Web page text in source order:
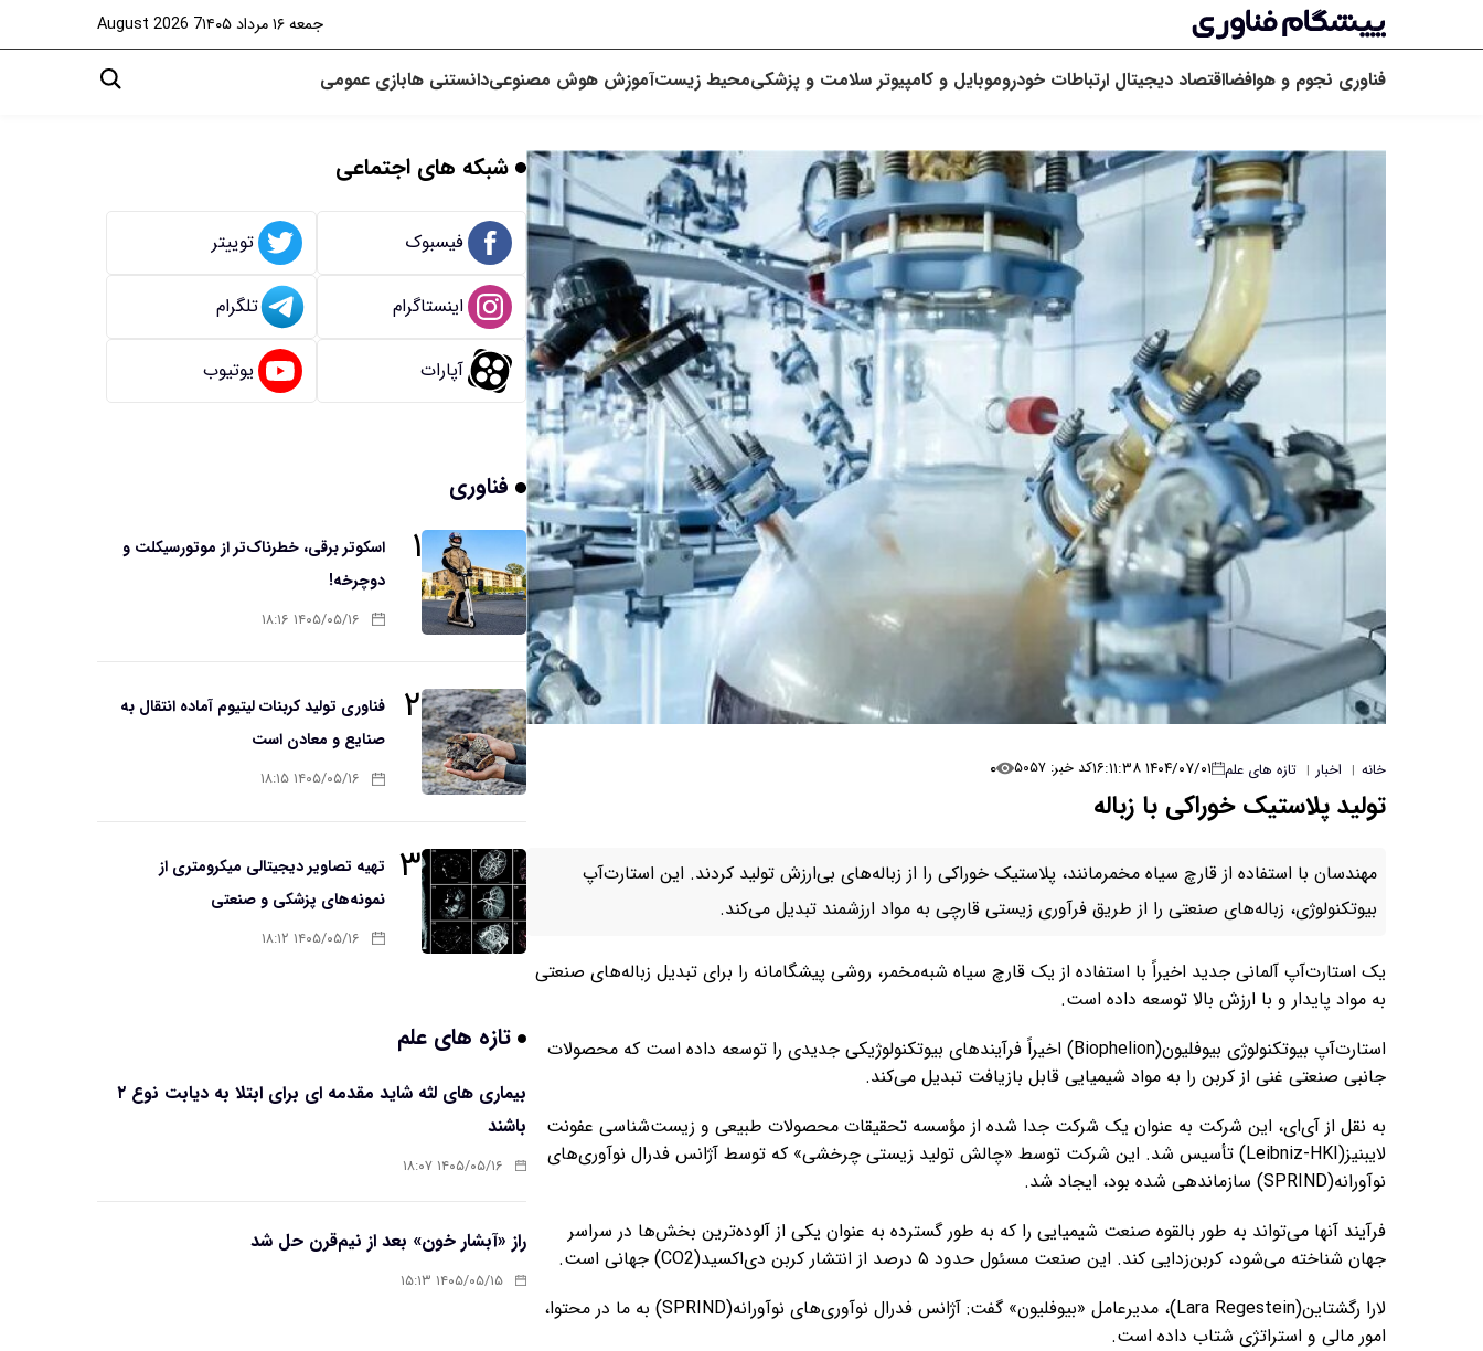
جمعه ۱۶ مرداد ۱۴۰۵ 7 August 2026
فناوری نجوم و هوافضااقتصاد دیجیتال ارتباطات خودروموبایل و کامپیوتر سلامت و پزشکیمحیط زیستآموزش هوش مصنوعیدانستنی هابازی عمومی
خانه | اخبار | تازه های علم ۱۴۰۴/۰۷/۰۱ ۱۶:۱۱:۳۸ کد خبر: ۵۰۵۷ ۰
تولید پلاستیک خوراکی با زباله‌
مهندسان با استفاده از قارچ سیاه مخمرمانند، پلاستیک خوراکی را از زباله‌های بی‌ارزش تولید کردند. این استارت‌آپ
بیوتکنولوژی، زباله‌های صنعتی را از طریق فرآوری زیستی قارچی به مواد ارزشمند تبدیل می‌کند.
یک استارت‌آپ آلمانی جدید اخیراً با استفاده از یک قارچ سیاه شبه‌مخمر، روشی پیشگامانه را برای تبدیل زباله‌های صنعتی
به مواد پایدار و با ارزش بالا توسعه داده است.
استارت‌آپ بیوتکنولوژی بیوفلیون(Biophelion) اخیراً فرآیندهای بیوتکنولوژیکی جدیدی را توسعه داده است که محصولات
جانبی صنعتی غنی از کربن را به مواد شیمیایی قابل بازیافت تبدیل می‌کند.
به نقل از آی‌ای، این شرکت به عنوان یک شرکت جدا شده از مؤسسه تحقیقات محصولات طبیعی و زیست‌شناسی عفونت
لایبنیز(Leibniz-HKI) تأسیس شد. این شرکت توسط «چالش تولید زیستی چرخشی» که توسط آژانس فدرال نوآوری‌های
نوآورانه(SPRIND) سازماندهی شده بود، ایجاد شد.
فرآیند آنها می‌تواند به طور بالقوه صنعت شیمیایی را که به طور گسترده به عنوان یکی از آلوده‌ترین بخش‌ها در سراسر
جهان شناخته می‌شود، کربن‌زدایی کند. این صنعت مسئول حدود ۵ درصد از انتشار کربن دی‌اکسید(CO2) جهانی است.
لارا رگشتاین(Lara Regestein)، مدیرعامل «بیوفلیون» گفت: آژانس فدرال نوآوری‌های نوآورانه(SPRIND) به ما در محتوا،
امور مالی و استراتژی شتاب داده است.
شبکه های اجتماعی
فیسبوک توییتر
اینستاگرام تلگرام
آپارات یوتیوب
فناوری
۱
اسکوتر برقی، خطرناک‌تر از موتورسیکلت و
دوچرخه!
۱۴۰۵/۰۵/۱۶ ۱۸:۱۶
۲
فناوری تولید کربنات لیتیوم آماده انتقال به
صنایع و معادن است
۱۴۰۵/۰۵/۱۶ ۱۸:۱۵
۳
تهیه تصاویر دیجیتالی میکرومتری از
نمونه‌های پزشکی و صنعتی
۱۴۰۵/۰۵/۱۶ ۱۸:۱۲
تازه های علم
بیماری های لثه شاید مقدمه ای برای ابتلا به دیابت نوع ۲
باشند
۱۴۰۵/۰۵/۱۶ ۱۸:۰۷
راز «آبشار خون» بعد از نیم‌قرن حل شد
۱۴۰۵/۰۵/۱۵ ۱۵:۱۳